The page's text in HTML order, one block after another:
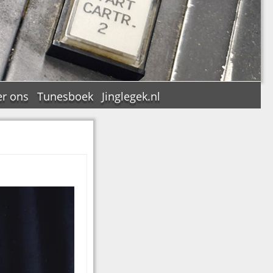
ons Tunesboek Jinglegek.nl